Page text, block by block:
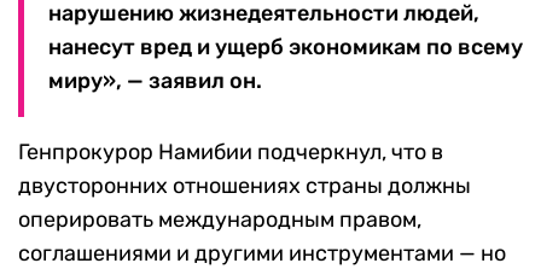
нарушению жизнедеятельности людей,
нанесут вред и ущерб экономикам по всему
миру», — заявил он.
Генпрокурор Намибии подчеркнул, что в
двусторонних отношениях страны должны
оперировать международным правом,
соглашениями и другими инструментами — но